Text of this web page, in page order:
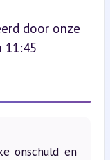
door onze
11:45
onschuld en